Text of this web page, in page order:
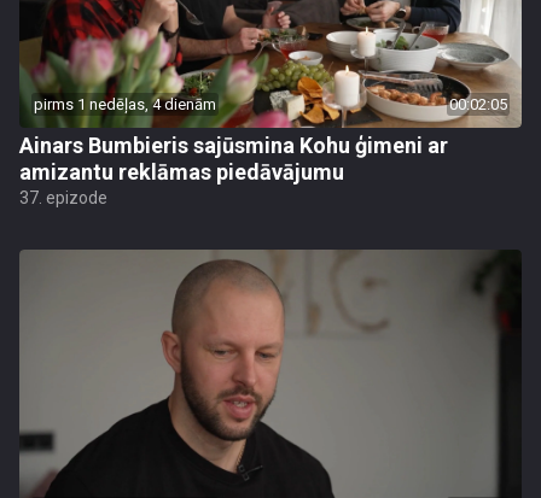
pirms 1 nedēļas, 4 dienām 00:02:05
Ainars Bumbieris sajūsmina Kohu ģimeni ar
amizantu reklāmas piedāvājumu
37. epizode